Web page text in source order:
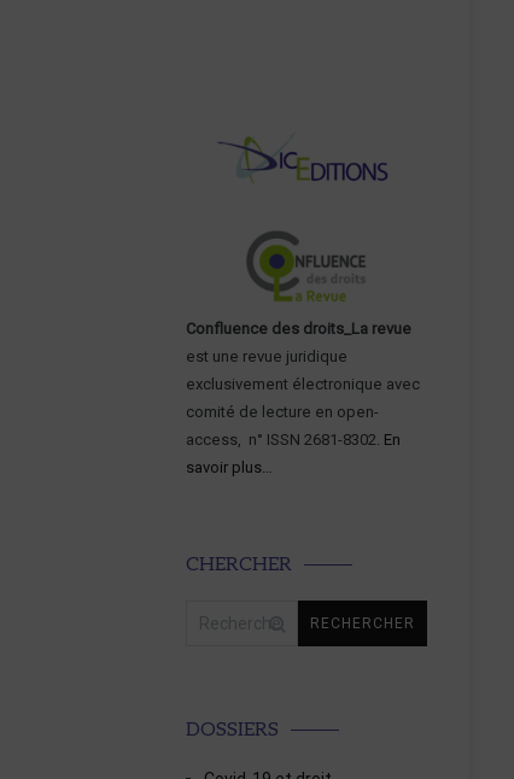
Confluence des droits_La revue
est une revue juridique
exclusivement électronique avec
comité de lecture en open-
access, n° ISSN 2681-8302. En
savoir plus…
CHERCHER
DOSSIERS